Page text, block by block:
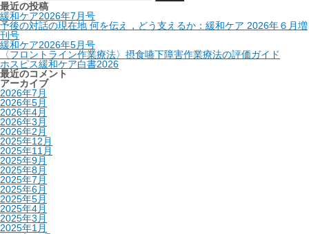
最近の投稿
緩和ケア2026年7月号
予後の対話の現在地 何を伝え，どう支えるか：緩和ケア 2026年６月増
刊号
緩和ケア2026年5月号
〈フロントライン作業療法〉摂食嚥下障害作業療法の評価ガイド
ホスピス緩和ケア白書2026
最近のコメント
アーカイブ
2026年7月
2026年5月
2026年4月
2026年3月
2026年2月
2025年12月
2025年11月
2025年9月
2025年8月
2025年7月
2025年6月
2025年5月
2025年4月
2025年3月
2025年1月